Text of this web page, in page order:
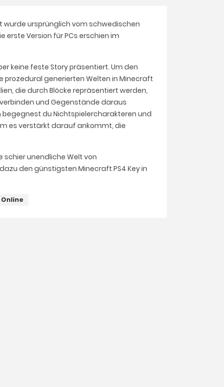
wurde ursprünglich vom schwedischen
erste Version für PCs erschien im
keine feste Story präsentiert. Um den
prozedural generierten Welten in Minecraft
die durch Blöcke repräsentiert werden,
und Gegenstände daraus
du Nichtspielercharakteren und
es verstärkt darauf ankommt, die
schier unendliche Welt von
den günstigsten Minecraft PS4 Key in
Online